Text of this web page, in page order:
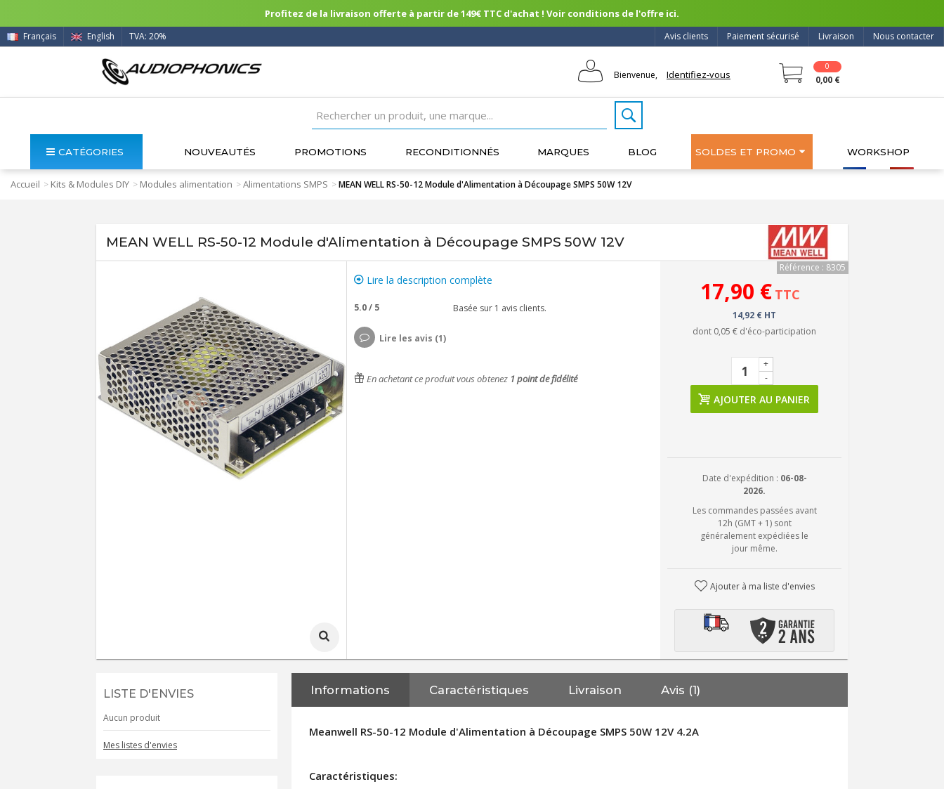
Profitez de la livraison offerte à partir de 149€ TTC d'achat ! Voir conditions de l'offre ici.
Nous contacter
Livraison
Paiement sécurisé
Avis clients
Français English TVA: 20%
Bienvenue, Identifiez-vous
0
0,00 €
CATÉGORIES NOUVEAUTÉS PROMOTIONS RECONDITIONNÉS MARQUES BLOG SOLDES ET PROMO WORKSHOP
Accueil > Kits & Modules DIY > Modules alimentation >Alimentations SMPS >MEAN WELL RS-50-12 Module d'Alimentation à Découpage SMPS 50W 12V
MEAN WELL RS-50-12 Module d'Alimentation à Découpage SMPS 50W 12V
Lire la description complète
5.0/ 5 Basée sur 1 avis clients.
Lire les avis (1)
En achetant ce produit vous obtenez 1 point de fidélité
Référence : 8305
17,90 € TTC
14,92 € HT
dont 0,05 € d'éco-participation
-
+
AJOUTER AU PANIER
Date d'expédition : 06-08-
2026.
Les commandes passées avant
12h (GMT + 1) sont
généralement expédiées le
jour même.
Ajouter à ma liste d'envies
LISTE D'ENVIES
Aucun produit
Mes listes d'envies
Informations Caractéristiques Livraison Avis (1)
Meanwell RS-50-12 Module d'Alimentation à Découpage SMPS 50W 12V 4.2A
Caractéristiques: